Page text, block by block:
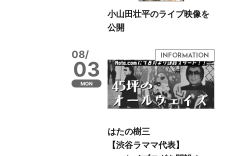
小山田壮平のライブ映像を
公開
08/
03
MON
はたの樹三
【渋谷ラママ代表】